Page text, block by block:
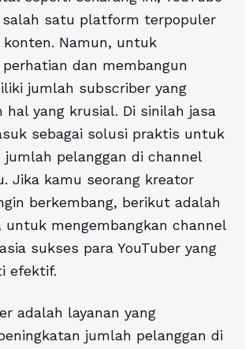
satu platform terpopuler
Namun, untuk
dan membangun
jumlah subscriber yang
hal yang krusial. Di sinilah jasa
sebagai solusi praktis untuk
jumlah pelanggan di channel
Jika kamu seorang kreator
berkembang, berikut adalah
untuk mengembangkan channel
sukses para YouTuber yang
efektif.
adalah layanan yang
jumlah pelanggan di